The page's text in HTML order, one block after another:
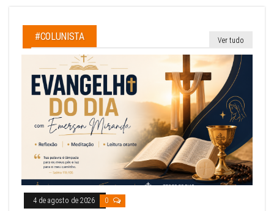
#COLUNISTA Ver tudo
4 de agosto de 2026 0